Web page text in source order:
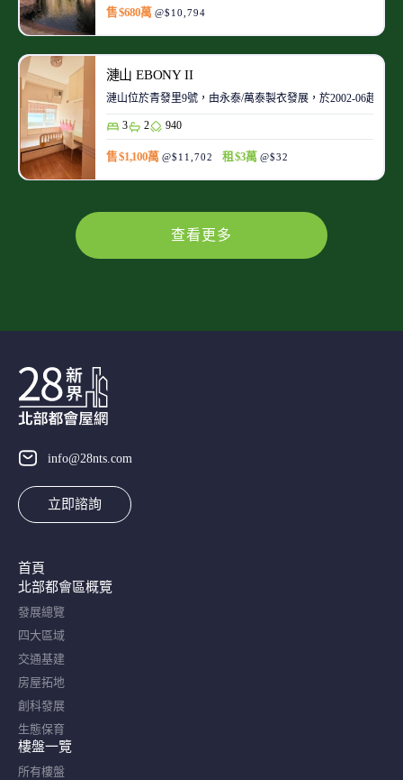
售 $680萬 @$10,794
漣山 EBONY II
漣山位於青發里9號，由永泰/萬泰製衣發展，於2002-06起陸
3 2 940
售 $1,100萬 @$11,702 租 $3萬 @$32
查看更多
info@28nts.com
立即諮詢
首頁
北部都會區概覽​
發展總覽
四大區域
交通基建
房屋拓地
創科發展
生態保育
樓盤一覽
所有樓盤